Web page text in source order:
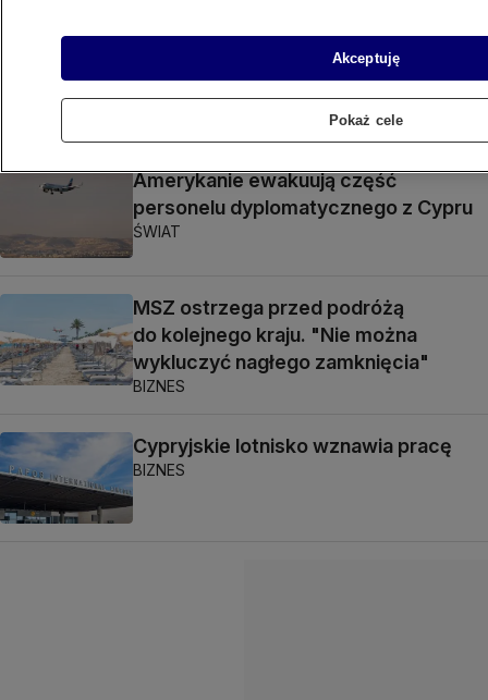
"Liczba rezerwacji spadła. Ludzie
zastanawiają się dwa razy"
BIZNES
Amerykanie ewakuują część
personelu dyplomatycznego z Cypru
ŚWIAT
MSZ ostrzega przed podróżą
do kolejnego kraju. "Nie można
wykluczyć nagłego zamknięcia"
BIZNES
Cypryjskie lotnisko wznawia pracę
BIZNES
Akceptuję
Pokaż cele